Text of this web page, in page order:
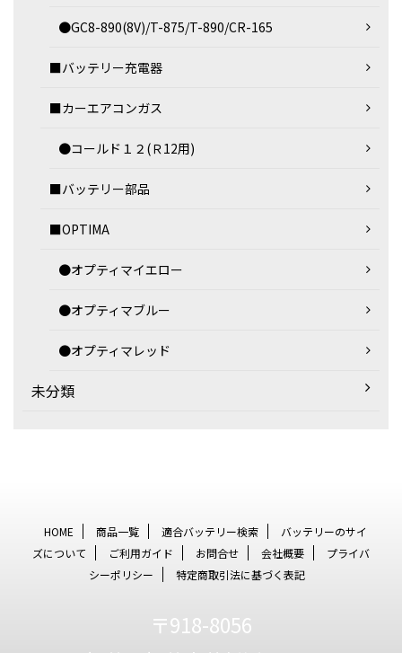
●GC8-890(8V)/T-875/T-890/CR-165
■バッテリー充電器
■カーエアコンガス
●コールド１２(Ｒ12用)
■バッテリー部品
■OPTIMA
●オプティマイエロー
●オプティマブルー
●オプティマレッド
未分類
HOME 商品一覧 適合バッテリー検索
バッテリーのサイ
ズについて
ご利用ガイド お問合せ 会社概要
プライバ
シーポリシー
特定商取引法に基づく表記
〒918-8056